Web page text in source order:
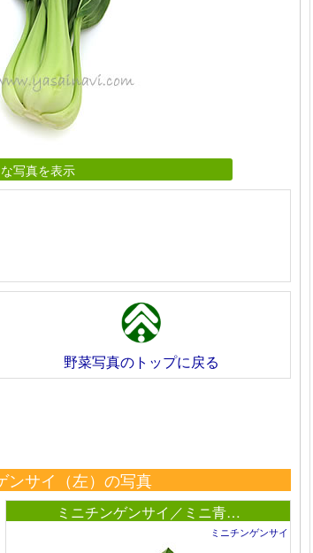
写真を表示
野菜写真のトップに戻る
ンサイ（左）の写真
ミニチンゲンサイ／ミニ青…
ミニチンゲンサイ